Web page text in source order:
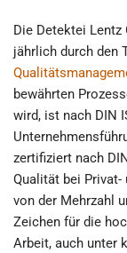
Die Detektei Lentz
jährlich durch den
bewährten
wird, ist nach DIN
zertifiziert nach
Qualität bei
von der Mehrzahl
Zeichen für die
Arbeit, auch unter